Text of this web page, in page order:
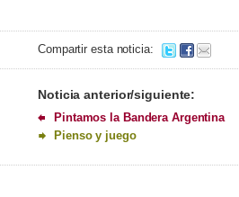
Compartir esta noticia:
Noticia anterior/siguiente:
Pintamos la Bandera Argentina
Pienso y juego